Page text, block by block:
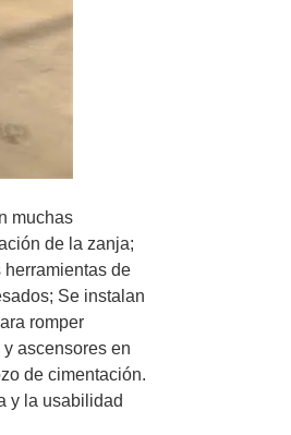
muchas
de la zanja;
de
Se instalan
romper
ascensores en
de cimentación.
y la usabilidad